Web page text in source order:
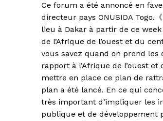
Ce forum a été annoncé en
directeur pays ONUSIDA Togo.
lieu à Dakar à partir de ce
de l’Afrique de l’ouest et du
vous savez quand on prend les
rapport à l’Afrique de l’ouest et
mettre en place ce plan de
plan a été lancé. En ce qui
très important d’impliquer les
publique et de développement